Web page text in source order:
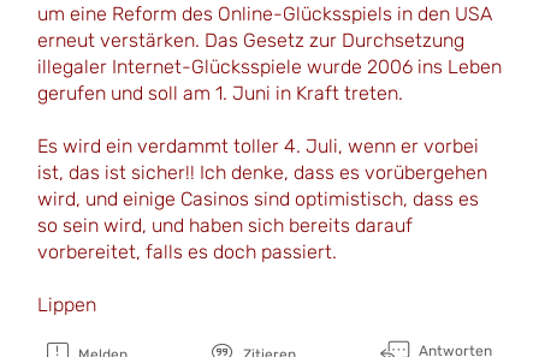
um eine Reform des Online-Glücksspiels in den USA
erneut verstärken. Das Gesetz zur Durchsetzung
illegaler Internet-Glücksspiele wurde 2006 ins Leben
gerufen und soll am 1. Juni in Kraft treten.
Es wird ein verdammt toller 4. Juli, wenn er vorbei
ist, das ist sicher!! Ich denke, dass es vorübergehen
wird, und einige Casinos sind optimistisch, dass es
so sein wird, und haben sich bereits darauf
vorbereitet, falls es doch passiert.
Lippen
Antworten